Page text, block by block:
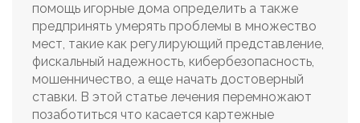
помощь игорные дома определить а также
предпринять умерять проблемы в множество
мест, такие как регулирующий представление,
фискальный надежность, кибербезопасность,
мошенничество, а еще начать достоверный
ставки. В этой статье лечения перемножают
позаботиться что касается картежные